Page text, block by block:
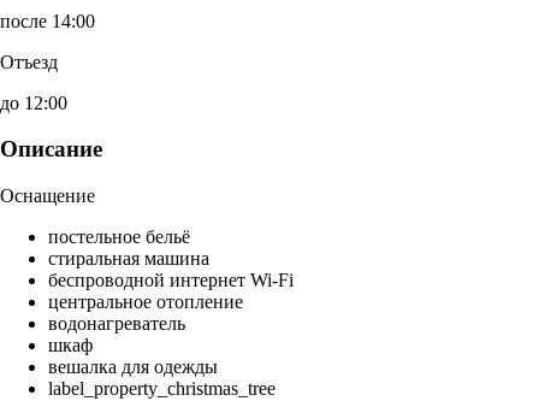
после 14:00
Отъезд
до 12:00
Описание
Оснащение
постельное бельё
стиральная машина
беспроводной интернет Wi-Fi
центральное отопление
водонагреватель
шкаф
вешалка для одежды
label_property_christmas_tree